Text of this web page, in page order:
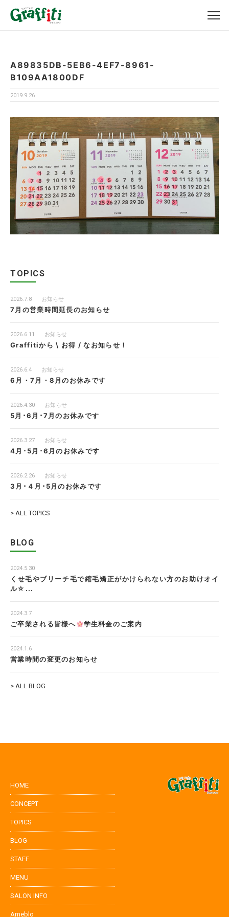
A89835DB-5EB6-4EF7-8961-
B109AA1800DF
2019.9.26
TOPICS
2026.7.8 お知らせ
7月の営業時間延長のお知らせ
2026.6.11 お知らせ
Graffitiから \ お得 / なお知らせ！
2026.6.4 お知らせ
6月・7月・8月のお休みです
2026.4.30 お知らせ
5月･6月･7月のお休みです
2026.3.27 お知らせ
4月･5月･6月のお休みです
2026.2.26 お知らせ
3月･４月･5月のお休みです
> ALL TOPICS
BLOG
2024.5.30
くせ毛やブリーチ毛で縮毛矯正がかけられない方のお助けオイ
ル☆...
2024.3.7
ご卒業される皆様へ 学生料金のご案内
2024.1.6
営業時間の変更のお知らせ
> ALL BLOG
HOME
CONCEPT
TOPICS
BLOG
STAFF
MENU
SALON INFO
Ameblo